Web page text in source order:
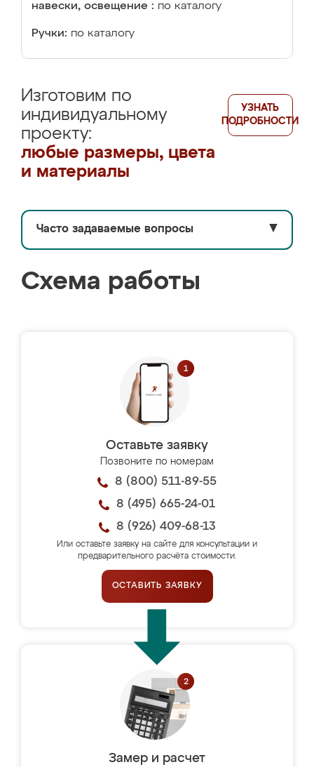
навески, освещение : по каталогу
Ручки: по каталогу
Изготовим по
индивидуальному
проекту:
любые размеры, цвета
и материалы
УЗНАТЬ
ПОДРОБНОСТИ
Часто задаваемые вопросы ▼
Схема работы
Оставьте заявку
Позвоните по номерам
8 (800) 511-89-55
8 (495) 665-24-01
8 (926) 409-68-13
Или оставьте заявку на сайте для консультации и
предварительного расчёта стоимости.
ОСТАВИТЬ ЗАЯВКУ
Замер и расчет